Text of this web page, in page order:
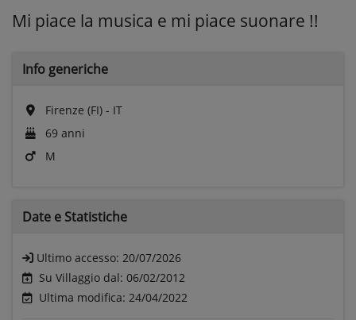
Mi piace la musica e mi piace suonare !!
Info generiche
Firenze (FI) - IT
69 anni
M
Date e Statistiche
Ultimo accesso: 20/07/2026
Su Villaggio dal: 06/02/2012
Ultima modifica: 24/04/2022